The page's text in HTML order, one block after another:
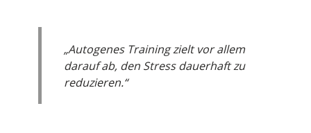
„Autogenes Training zielt vor allem
darauf ab, den Stress dauerhaft zu
reduzieren.“